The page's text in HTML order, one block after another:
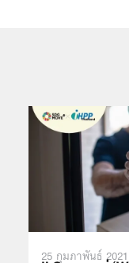
25 กุมภาพันธ์ 2021